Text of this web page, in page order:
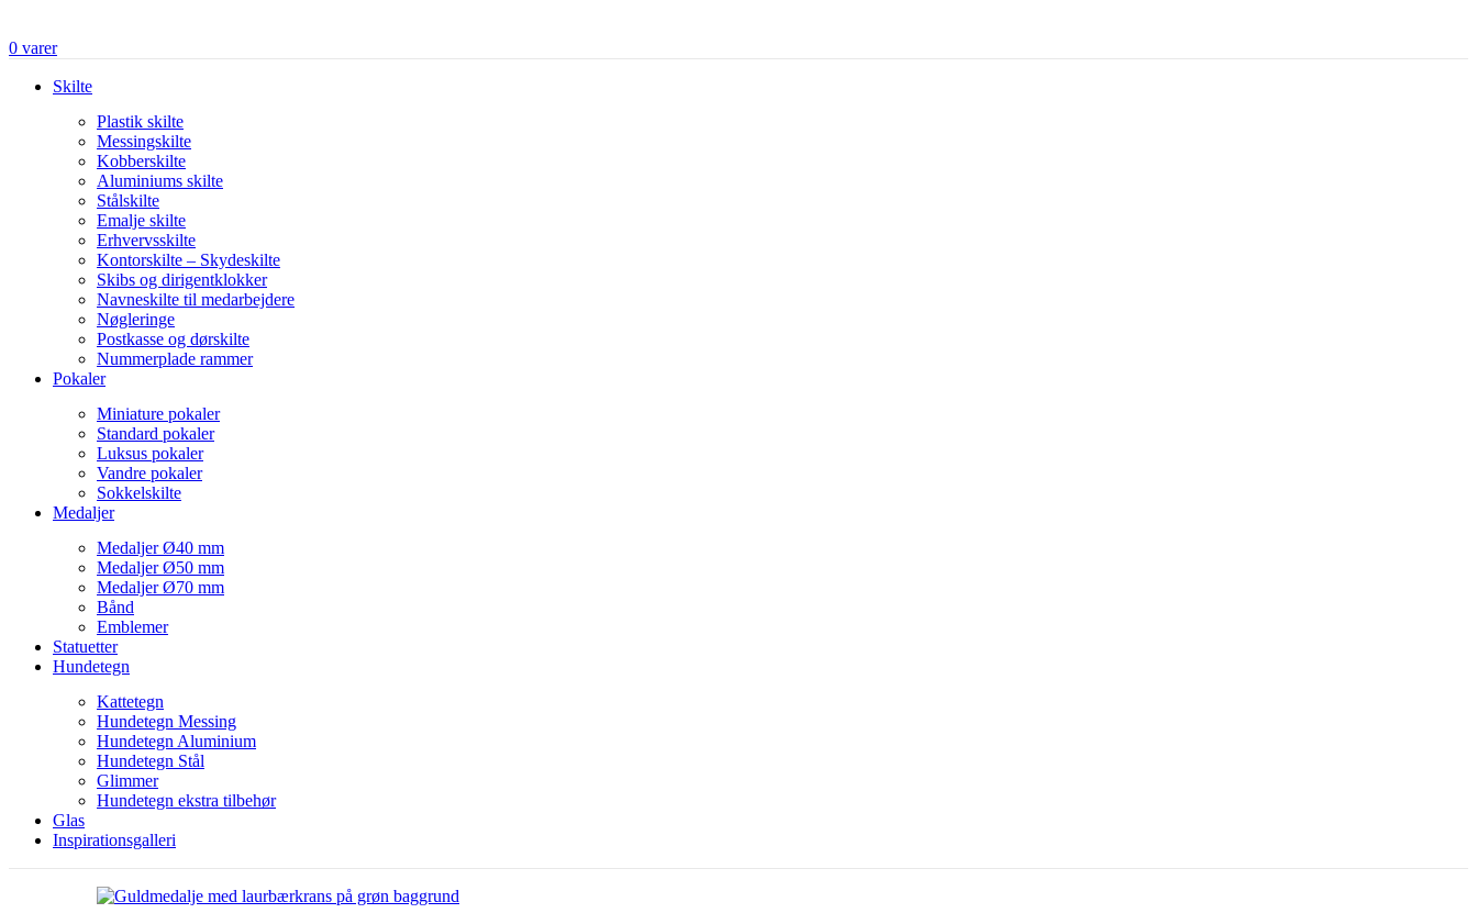
0 varer
Skilte
Plastik skilte
Messingskilte
Kobberskilte
Aluminiums skilte
Stålskilte
Emalje skilte
Erhvervsskilte
Kontorskilte – Skydeskilte
Skibs og dirigentklokker
Navneskilte til medarbejdere
Nøgleringe
Postkasse og dørskilte
Nummerplade rammer
Pokaler
Miniature pokaler
Standard pokaler
Luksus pokaler
Vandre pokaler
Sokkelskilte
Medaljer
Medaljer Ø40 mm
Medaljer Ø50 mm
Medaljer Ø70 mm
Bånd
Emblemer
Statuetter
Hundetegn
Kattetegn
Hundetegn Messing
Hundetegn Aluminium
Hundetegn Stål
Glimmer
Hundetegn ekstra tilbehør
Glas
Inspirationsgalleri